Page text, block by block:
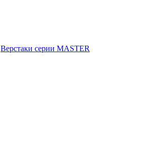
Верстаки серии MASTER